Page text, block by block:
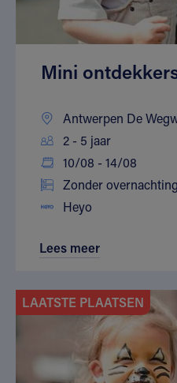
Mini
Antwerpen De
2 - 5 jaar
10/08 - 14/08
Zonder overnachting
Heyo
Lees meer
LAATSTE PLAATSEN